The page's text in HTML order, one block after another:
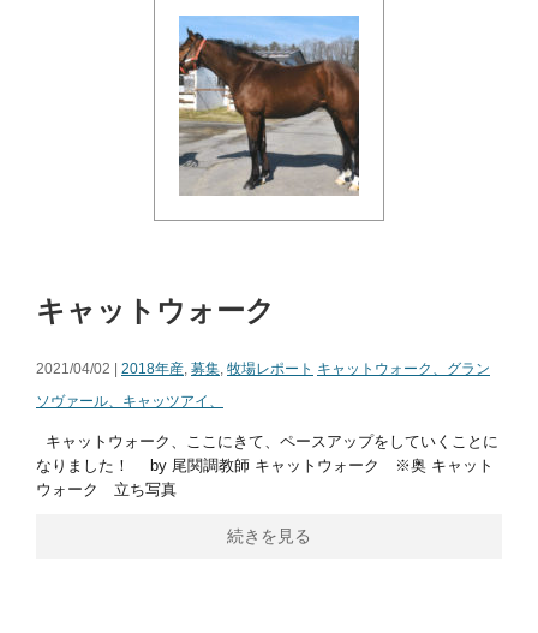
キャットウォーク
2021/04/02 | 2018年産 募集 牧場レポート キャットウォーク、グラン
ソヴァール、キャッツアイ、
キャットウォーク、ここにきて、ペースアップをしていくことに
なりました！ by 尾関調教師 キャットウォーク ※奥 キャット
ウォーク 立ち写真
続きを見る